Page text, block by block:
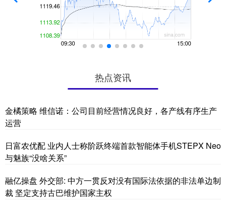
热点资讯
金橘策略 维信诺：公司目前经营情况良好，各产线有序生产
运营
日富农优配 业内人士称阶跃终端首款智能体手机STEPX Neo
与魅族“没啥关系”
融亿操盘 外交部: 中方一贯反对没有国际法依据的非法单边制
裁 坚定支持古巴维护国家主权